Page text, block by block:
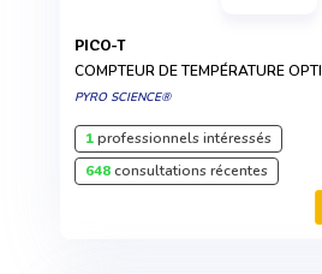
PICO-T
COMPTEUR DE TEMPÉRATURE
PYRO SCIENCE®
1professionnels intéressés
648consultations récentes